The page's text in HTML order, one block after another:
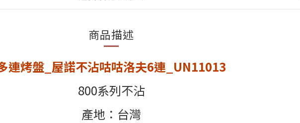
商品描述
連烤盤_屋諾不沾咕咕洛夫6連_UN11013
800系列不沾
產地：台灣